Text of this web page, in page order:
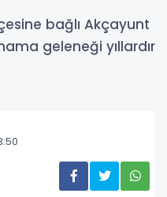
bağlı Akçayunt
geleneği yıllardır